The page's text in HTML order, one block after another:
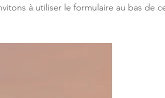
Nous
à utiliser le formulaire au bas de